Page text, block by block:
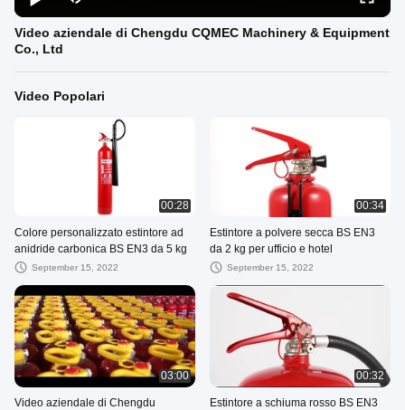
Video aziendale di Chengdu CQMEC Machinery & Equipment
Co., Ltd
Video Popolari
00:28
Colore personalizzato estintore ad
anidride carbonica BS EN3 da 5 kg
September 15, 2022
00:34
Estintore a polvere secca BS EN3
da 2 kg per ufficio e hotel
September 15, 2022
03:00
Video aziendale di Chengdu
00:32
Estintore a schiuma rosso BS EN3